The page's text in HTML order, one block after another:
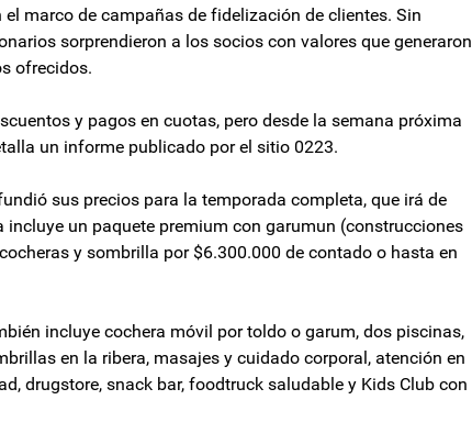
marco de campañas de fidelización de clientes. Sin
sorprendieron a los socios con valores que generaron
ofrecidos.
y pagos en cuotas, pero desde la semana próxima
un informe publicado por el sitio 0223.
sus precios para la temporada completa, que irá de
un paquete premium con garumun (construcciones
y sombrilla por $6.300.000 de contado o hasta en
incluye cochera móvil por toldo o garum, dos piscinas,
en la ribera, masajes y cuidado corporal, atención en
drugstore, snack bar, foodtruck saludable y Kids Club con